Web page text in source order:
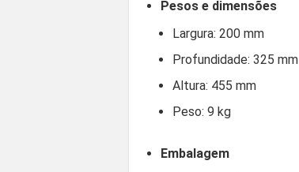
Pesos e dimensões
Largura: 200 mm
Profundidade: 325 mm
Altura: 455 mm
Peso: 9 kg
Embalagem